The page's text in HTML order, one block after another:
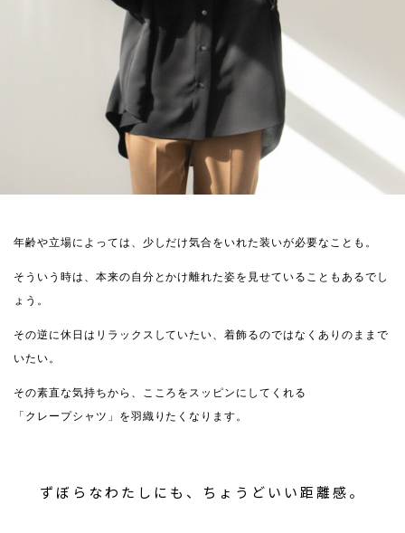
年齢や立場によっては、少しだけ気合をいれた装いが必要なことも。
そういう時は、本来の自分とかけ離れた姿を見せていることもあるでし
ょう。
その逆に休日はリラックスしていたい、着飾るのではなくありのままで
いたい。
その素直な気持ちから、こころをスッピンにしてくれる
「クレープシャツ」を羽織りたくなります。
ずぼらなわたしにも、ちょうどいい距離感。